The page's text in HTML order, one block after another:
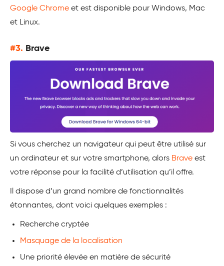
Google Chrome et est disponible pour Windows, Mac
et Linux.
#3. Brave
Si vous cherchez un navigateur qui peut être utilisé sur
un ordinateur et sur votre smartphone, alors Brave est
votre réponse pour la facilité d’utilisation qu’il offre.
Il dispose d’un grand nombre de fonctionnalités
étonnantes, dont voici quelques exemples :
Recherche cryptée
Masquage de la localisation
Une priorité élevée en matière de sécurité